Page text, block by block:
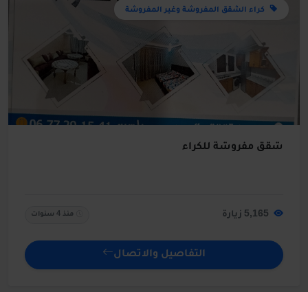
كراء الشقق المفروشة وغير المفروشة
شقق مفروشة للكراء
منذ 4 سنوات
التفاصيل والاتصال